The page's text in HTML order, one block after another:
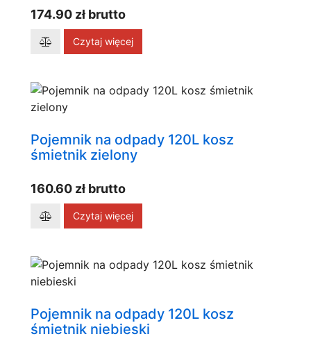
174.90 zł brutto
Czytaj więcej
Pojemnik na odpady 120L kosz
śmietnik zielony
160.60 zł brutto
Czytaj więcej
Pojemnik na odpady 120L kosz
śmietnik niebieski